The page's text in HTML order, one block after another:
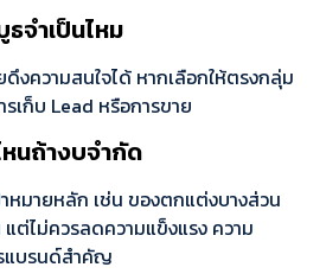
จำเป็นไหม
งความสนใจได้ หากเลือกให้ตรงกลุ่ม
เก็บ Lead หรือการขาย
นถ้างบจำกัด
หมายหลัก เช่น ของตกแต่งบางส่วน
ต่ไม่ควรลดความแข็งแรง ความ
แบรนด์สำคัญ